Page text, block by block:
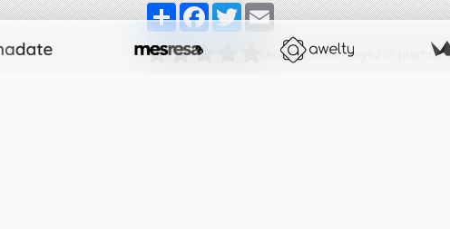
PartagerFacebook
TwitterEmail
Aucune note. Soyez le